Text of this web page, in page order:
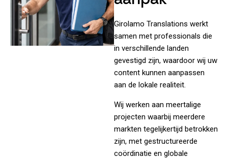
Girolamo Translations werkt
samen met professionals die
in verschillende landen
gevestigd zijn, waardoor wij uw
content kunnen aanpassen
aan de lokale realiteit.
Wij werken aan meertalige
projecten waarbij meerdere
markten tegelijkertijd betrokken
zijn, met gestructureerde
coördinatie en globale